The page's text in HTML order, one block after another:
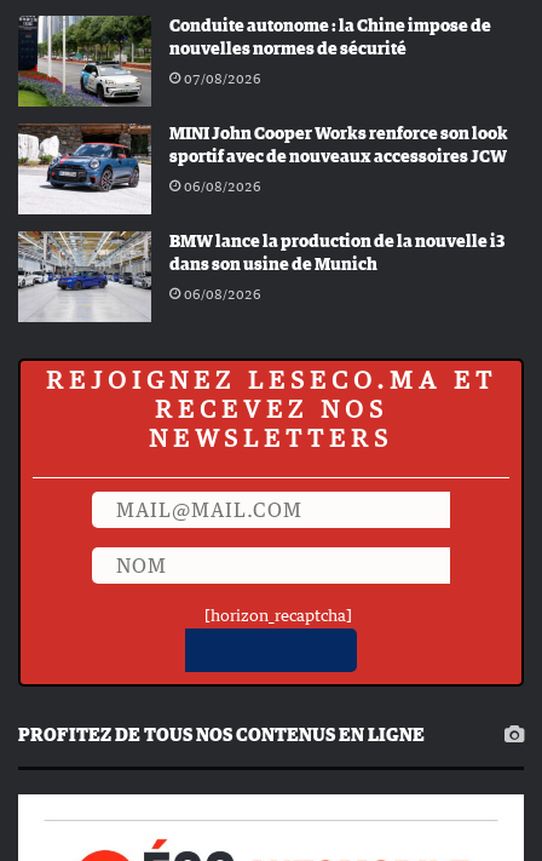
Conduite autonome : la Chine impose de
nouvelles normes de sécurité
07/08/2026
MINI John Cooper Works renforce son look
sportif avec de nouveaux accessoires JCW
06/08/2026
BMW lance la production de la nouvelle i3
dans son usine de Munich
06/08/2026
REJOIGNEZ LESECO.MA ET
RECEVEZ NOS
NEWSLETTERS
[horizon_recaptcha]
PROFITEZ DE TOUS NOS CONTENUS EN LIGNE